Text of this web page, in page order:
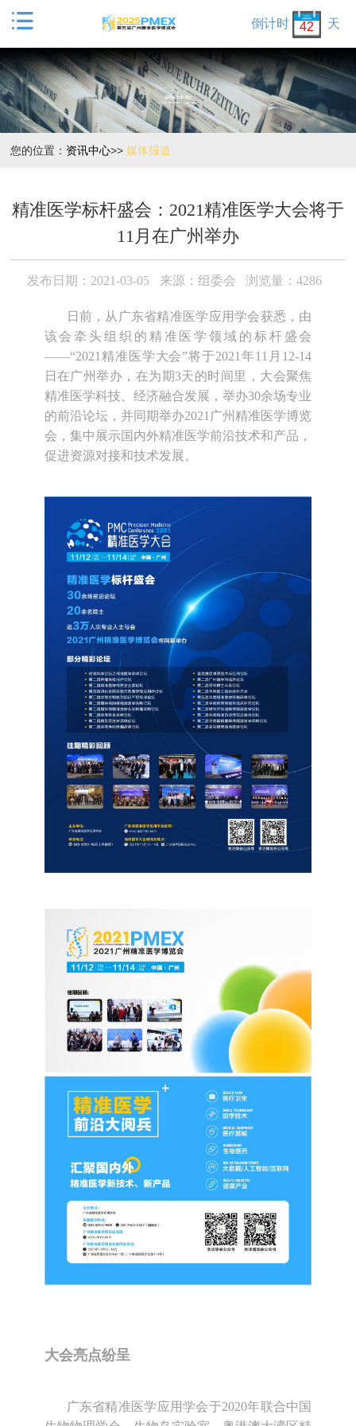
 倒计时 42 天
您的位置： 资讯中心>>媒体报道
精准医学标杆盛会：2021精准医学大会将于
11月在广州举办
发布日期：2021-03-05 来源：组委会 浏览量：4286
日前，从广东省精准医学应用学会获悉，由
该会牵头组织的精准医学领域的标杆盛会
——“2021精准医学大会”将于2021年11月12-14
日在广州举办，在为期3天的时间里，大会聚焦
精准医学科技、经济融合发展，举办30余场专业
的前沿论坛，并同期举办2021广州精准医学博览
会，集中展示国内外精准医学前沿技术和产品，
促进资源对接和技术发展。
大会亮点纷呈
广东省精准医学应用学会于2020年联合中国